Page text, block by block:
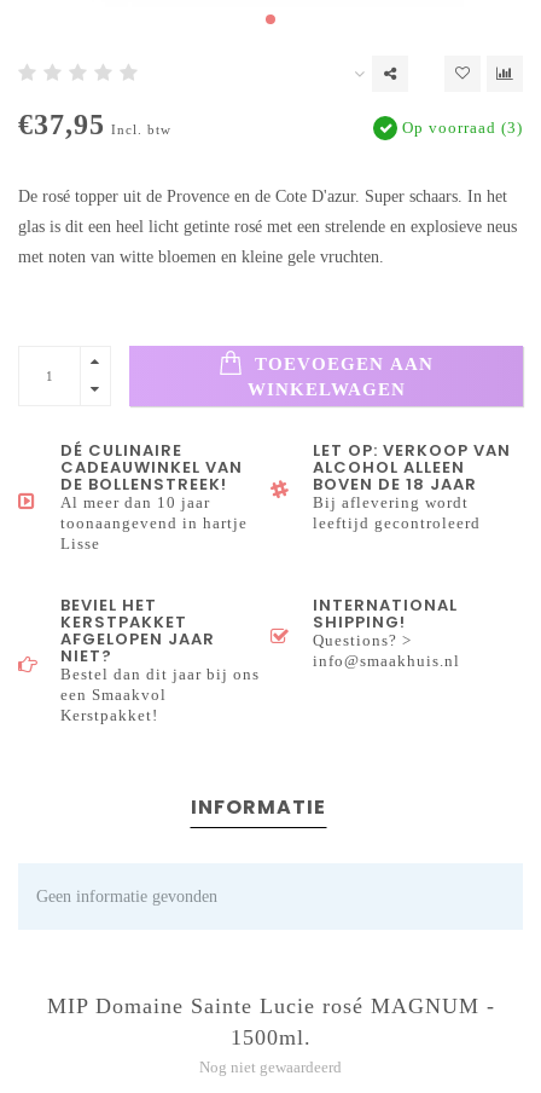
€37,95 Incl. btw Op voorraad (3)
De rosé topper uit de Provence en de Cote D'azur. Super schaars. In het
glas is dit een heel licht getinte rosé met een strelende en explosieve neus
met noten van witte bloemen en kleine gele vruchten.
TOEVOEGEN AAN
WINKELWAGEN
DÉ CULINAIRE
CADEAUWINKEL VAN
DE BOLLENSTREEK!
Al meer dan 10 jaar
toonaangevend in hartje
Lisse
LET OP: VERKOOP VAN
ALCOHOL ALLEEN
BOVEN DE 18 JAAR
Bij aflevering wordt
leeftijd gecontroleerd
BEVIEL HET
KERSTPAKKET
AFGELOPEN JAAR
NIET?
Bestel dan dit jaar bij ons
een Smaakvol
Kerstpakket!
INTERNATIONAL
SHIPPING!
Questions? >
info@smaakhuis.nl
INFORMATIE
Geen informatie gevonden
MIP Domaine Sainte Lucie rosé MAGNUM -
1500ml.
Nog niet gewaardeerd